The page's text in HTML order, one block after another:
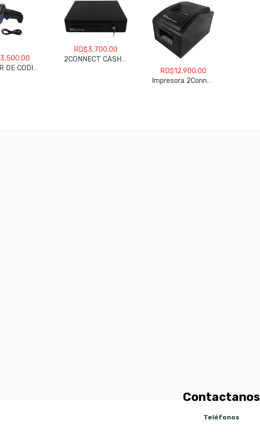
3,500.00
RD$3,700.00
RD$12,900.00
Contactanos
Teléfonos